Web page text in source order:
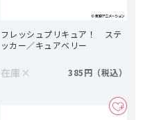
フレッシュプリキュア！ ステ
ッカー／キュアベリー
在庫 × 385円